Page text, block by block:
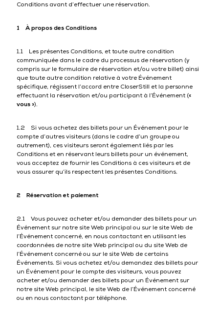
Conditions avant d’effectuer une réservation.
1 À propos des Conditions
1.1 Les présentes Conditions, et toute autre condition
communiquée dans le cadre du processus de réservation (y
compris sur le formulaire de réservation et/ou votre billet) ainsi
que toute autre condition relative à votre Événement
spécifique, régissent l’accord entre CloserStill et la personne
effectuant la réservation et/ou participant à l’Événement («
vous»).
1.2 Si vous achetez des billets pour un Événement pour le
compte d’autres visiteurs (dans le cadre d’un groupe ou
autrement), ces visiteurs seront également liés par les
Conditions et en réservant leurs billets pour un événement,
vous acceptez de fournir les Conditions à ces visiteurs et de
vous assurer qu’ils respectent les présentes Conditions.
2 Réservation et paiement
2.1 Vous pouvez acheter et/ou demander des billets pour un
Événement sur notre site Web principal ou sur le site Web de
l’Événement concerné, en nous contactant en utilisant les
coordonnées de notre site Web principal ou du site Web de
l’Événement concerné ou sur le site Web de certains
Événements. Si vous achetez et/ou demandez des billets pour
un Événement pour le compte des visiteurs, vous pouvez
acheter et/ou demander des billets pour un Événement sur
notre site Web principal, le site Web de l’Événement concerné
ou en nous contactant par téléphone.